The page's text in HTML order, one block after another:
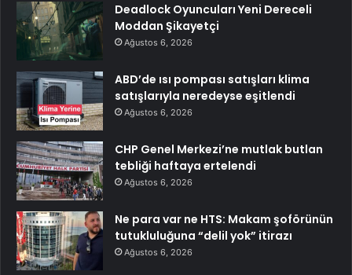
Deadlock Oyuncuları Yeni Dereceli
Moddan Şikayetçi
Ağustos 6, 2026
ABD’de ısı pompası satışları klima
satışlarıyla neredeyse eşitlendi
Ağustos 6, 2026
CHP Genel Merkezi’ne mutlak butlan
tebliği haftaya ertelendi
Ağustos 6, 2026
Ne para var ne HTS: Makam şoförünün
tutukluluğuna “delil yok” itirazı
Ağustos 6, 2026